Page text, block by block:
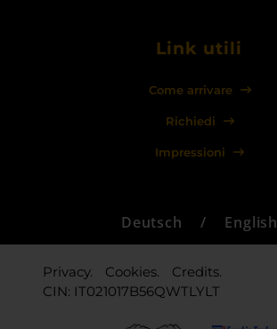
Link utili
Come arrivare
Richiedi
Impressioni
Deutsch / English
Privacy. Cookies.
Credits.
CIN: IT021017B56QWTLYLT